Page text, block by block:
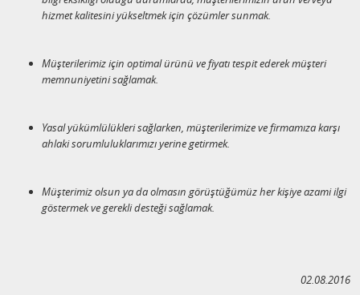
hizmet kalitesini yükseltmek için çözümler sunmak.
Müşterilerimiz için optimal ürünü ve fiyatı tespit ederek müşteri
memnuniyetini sağlamak.
Yasal yükümlülükleri sağlarken, müşterilerimize ve firmamıza karşı
ahlaki sorumluluklarımızı yerine getirmek.
Müşterimiz olsun ya da olmasın görüştüğümüz her kişiye azami ilgi
göstermek ve gerekli desteği sağlamak.
02.08.2016